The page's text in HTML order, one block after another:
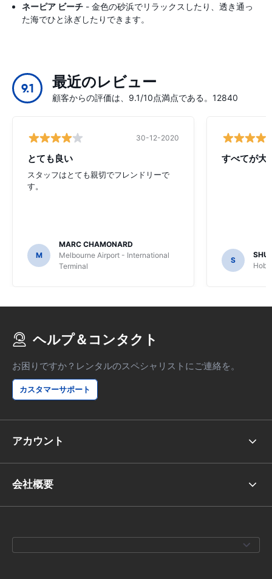
ネーピア ビーチ - 金色の砂浜でリラックスしたり、透き通っ
た海でひと泳ぎしたりできます。
9.1 最近のレビュー
顧客からの評価は、9.1/10点満点である。12840
30-12-2020
とても良い
スタッフはとても親切でフレンドリーで
す。
M
MARC CHAMONARD
Melbourne Airport - International
Terminal
すべてが大
S
ヘルプ＆コンタクト
お困りですか？レンタルのスペシャリストにご連絡を。
カスタマーサポート
アカウント
会社概要